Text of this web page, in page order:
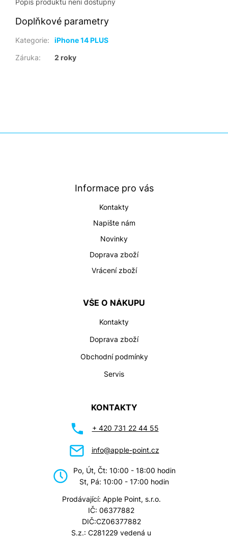
Popis produktu není dostupný
Doplňkové parametry
Kategorie:
iPhone 14 PLUS
Záruka: 2 roky
Informace pro vás
Kontakty
Napište nám
Novinky
Doprava zboží
Vrácení zboží
VŠE O NÁKUPU
Kontakty
Doprava zboží
Obchodní podmínky
Servis
KONTAKTY
+ 420 731 22 44 55
info@apple-point.cz
Po, Út, Čt: 10:00 - 18:00 hodin
St, Pá: 10:00 - 17:00 hodin
Prodávající: Apple Point, s.r.o.
IČ: 06377882
DIČ:CZ06377882
S.z.: C281229 vedená u